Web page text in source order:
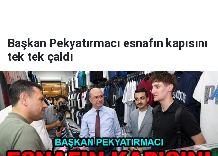
Başkan Pekyatırmacı esnafın kapısını
tek tek çaldı